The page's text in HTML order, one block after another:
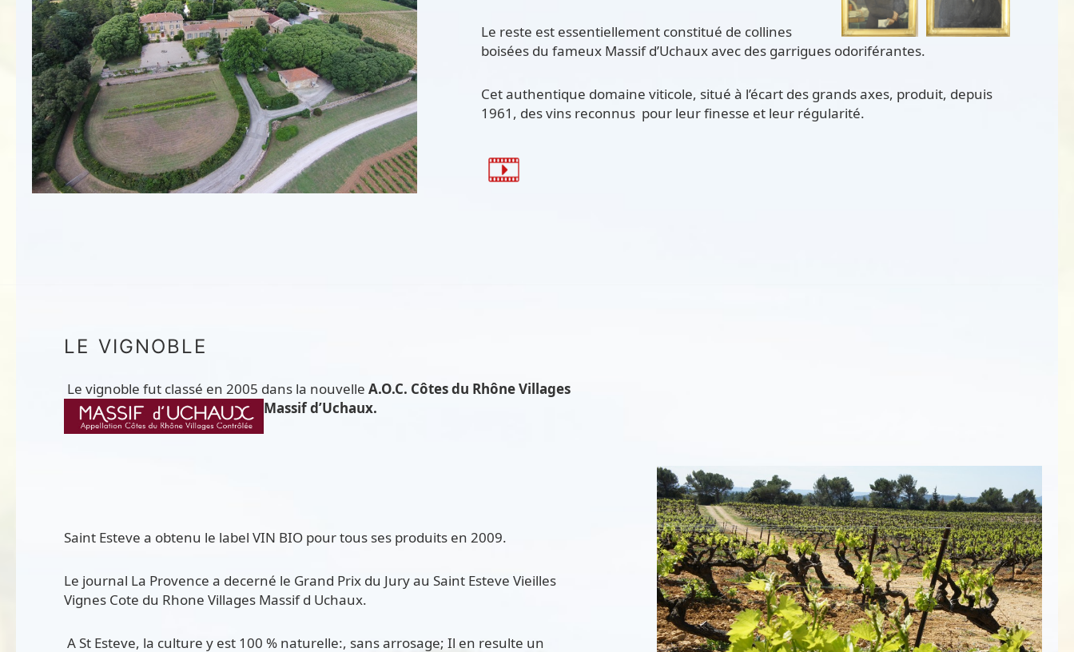
Le reste est essentiellement constitué de collines
boisées du fameux Massif d’Uchaux avec des garrigues odoriférantes.
Cet authentique domaine viticole, situé à l’écart des grands axes, produit, depuis
1961, des vins reconnus pour leur finesse et leur régularité.
LE VIGNOBLE
Le vignoble fut classé en 2005 dans la nouvelle A.O.C. Côtes du Rhône Villages
Massif d’Uchaux.
Saint Esteve a obtenu le label VIN BIO pour tous ses produits en 2009.
Le journal La Provence a decerné le Grand Prix du Jury au Saint Esteve Vieilles
Vignes Cote du Rhone Villages Massif d Uchaux.
A St Esteve, la culture y est 100 % naturelle:, sans arrosage; Il en resulte un